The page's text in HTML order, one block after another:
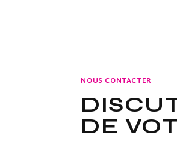
NOUS CONTACTER
DE